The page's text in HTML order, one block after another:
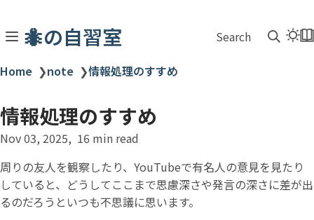
🐜の自習室 Search
Home ❯note ❯情報処理のすすめ
情報処理のすすめ
Nov 03, 2025
16 min read
周りの友人を観察したり、YouTubeで有名人の意見を見たり
していると、どうしてここまで思慮深さや発言の深さに差が出
るのだろうといつも不思議に思います。